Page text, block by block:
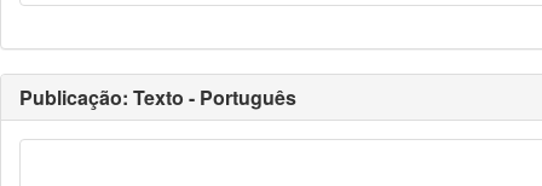
Publicação: Texto - Português